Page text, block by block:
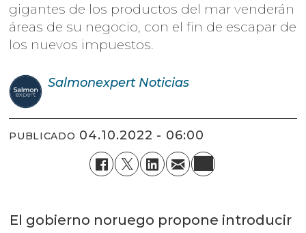
gigantes de los productos del mar venderán
áreas de su negocio, con el fin de escapar de
los nuevos impuestos.
Salmonexpert Noticias
PUBLICADO 04.10.2022 - 06:00
El gobierno noruego propone introducir